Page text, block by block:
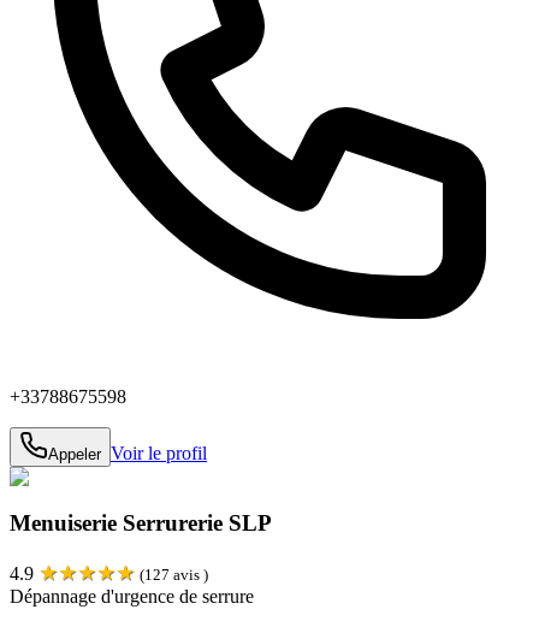
+33788675598
Appeler Voir le profil
Menuiserie Serrurerie SLP
4.9 ★★★★★ (127 avis )
Dépannage d'urgence de serrure